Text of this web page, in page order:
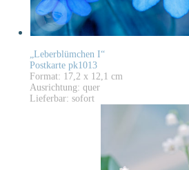
„Leberblümchen I“
Postkarte pk1013
Format: 17,2 x 12,1 cm
Ausrichtung: quer
Lieferbar: sofort